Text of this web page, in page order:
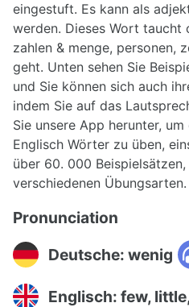
eingestuft. Es kann als
werden. Dieses Wort taucht
zahlen & menge, personen,
geht. Unten sehen Sie
und Sie können sich auch
indem Sie auf das
Sie unsere App herunter,
Englisch Wörter zu üben,
über 60. 000
verschiedenen Übungsarten.
Pronunciation
Deutsche: wenig
Englisch: few,